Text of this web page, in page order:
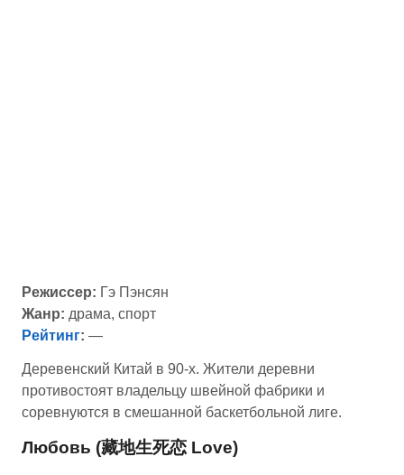
Режиссер: Гэ Пэнсян
Жанр: драма, спорт
Рейтинг: —
Деревенский Китай в 90-х. Жители деревни
противостоят владельцу швейной фабрики и
соревнуются в смешанной баскетбольной лиге.
Любовь (藏地生死恋 Love)